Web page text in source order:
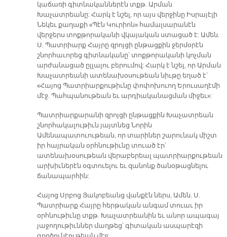
կաճառի գիտնականներէն տքթ. Արման
Խաչատրեանը: Հարկ է նշել, որ այս վերջինը Իսրայէլի
Նեկեւ քաղաքի «Պէն Կուրիոն» համալսարանէն
վերջերս տոքթորականի վկայական ստացած է: Ամեն.
Ս. Պատրիարք Հայրը զրոյցի ընթացքին ջերմօրէն
շնորհաւորեց գիտնականը՝ տոքթորականի կոչման
արժանացած ըլլալու բերումով: Հարկ է նշել, որ Արման
Խաչատրեանի ատենախօսութեան նիւթը եղած է՝
«Հայոց Պատրիարքութիւնը փոփոխուող Երուսաղէմի
մէջ. Պահպանութեան եւ արդիականացման միջեւ»:
Պատրիարքարանի զրոյցի ընթացքին Խաչատրեան
շնորհակալութիւն յայտնեց Նորին
Ամենապատուութեան, որ տարիներ շարունակ միշտ
իր հայրական օրհնութիւնը տուած էր՝
ատենախօսութեան վերաբերեալ պատրիարքութեան
արխիւներէն օգտուելու եւ զանոնք ծանօթացնելու
ճանապարհին:
Հայոց Սրբոց Յակոբեանց վանքէն ներս, Ամեն. Ս.
Պատրիարք Հայրը հերթական անգամ տուաւ իր
օրհնութիւնը տքթ. Խաչատրեանին եւ անոր ապագայ
յաջողութիւններ մաղթեց՝ գիտական ասպարէզի